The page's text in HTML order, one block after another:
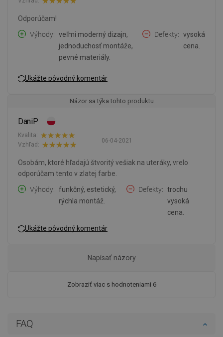
FAQ
Odporúčam!
Výhody
veľmi moderný dizajn,
jednoduchosť montáže,
pevné materiály.
Defekty
vysoká
cena.
Ukážte pôvodný komentár
Názor sa týka tohto produktu
DaniP
06-04-2021
Kvalita:
Vzhľad:
Osobám, ktoré hľadajú štvoritý vešiak na uteráky, vrelo
odporúčam tento v zlatej farbe.
Výhody
funkčný, estetický,
rýchla montáž.
Defekty
trochu
vysoká
cena.
Ukážte pôvodný komentár
Zobraziť viac s hodnoteniami 6
Napísať názory